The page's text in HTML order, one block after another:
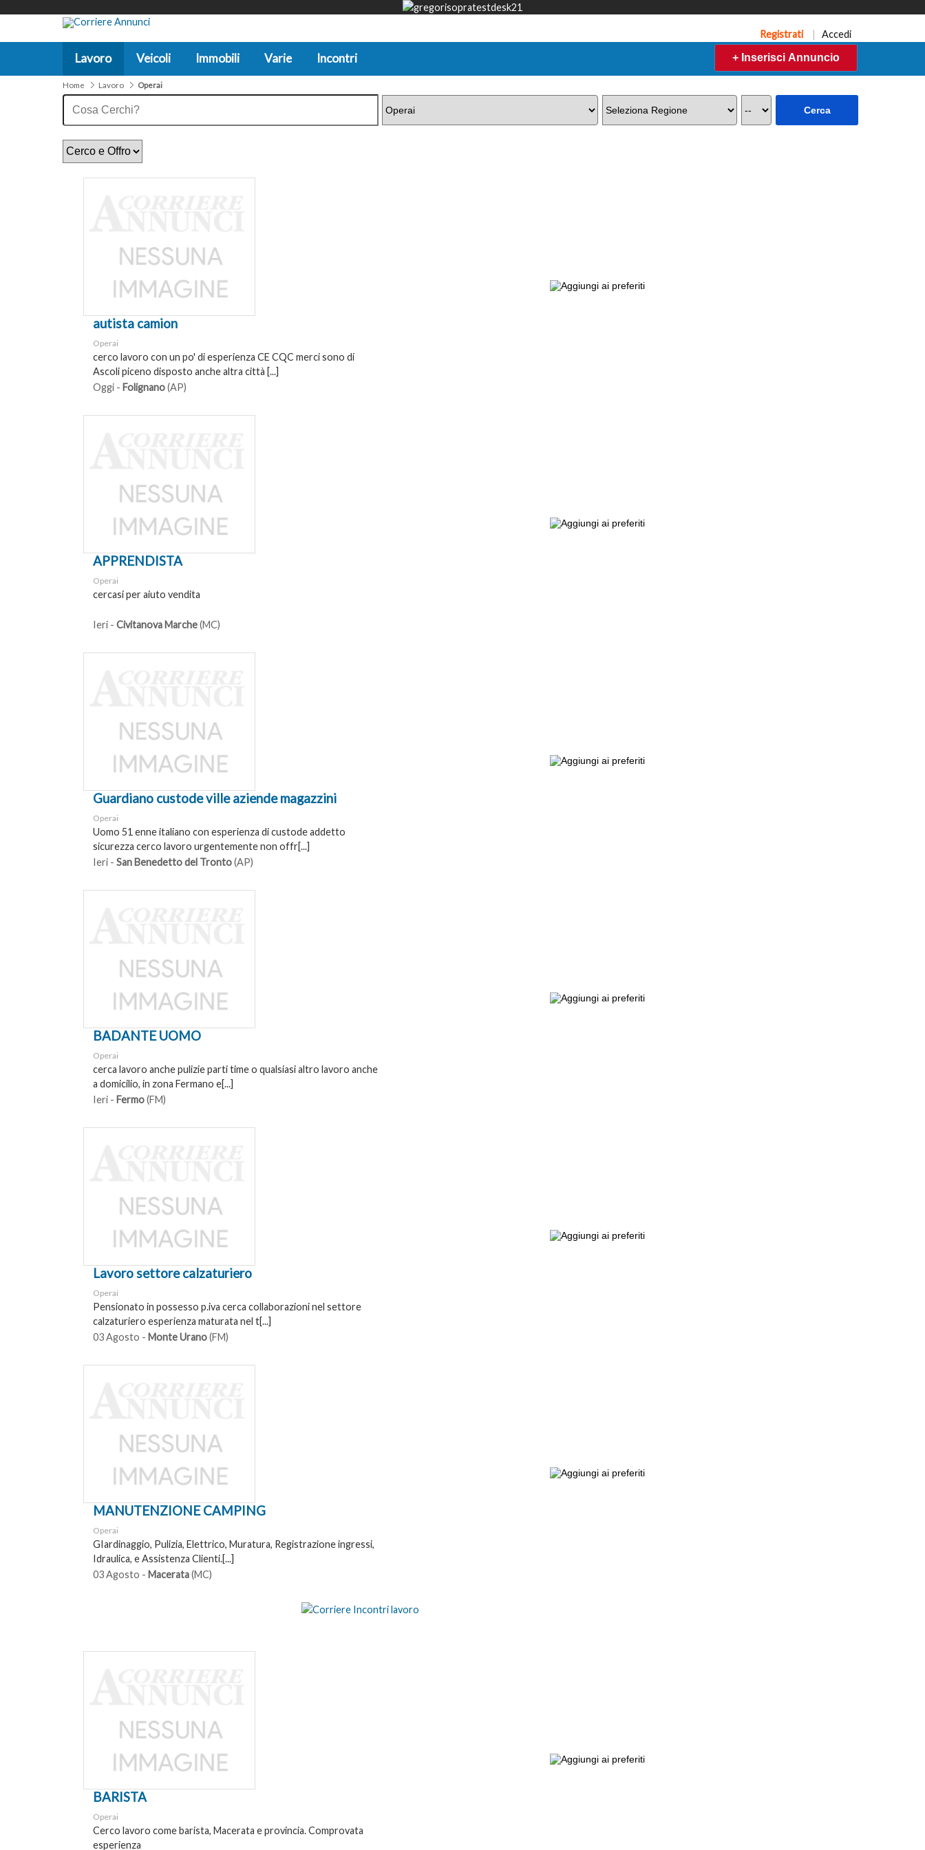
Registrati | Accedi
Lavoro Veicoli Immobili Varie Incontri + Inserisci Annuncio
Home Lavoro Operai
autista camion
Operai
cerco lavoro con un po' di esperienza CE CQC merci sono di
Ascoli piceno disposto anche altra città [...]
Oggi - Folignano(AP)
APPRENDISTA
Operai
cercasi per aiuto vendita
Ieri - Civitanova Marche(MC)
Guardiano custode ville aziende magazzini
Operai
Uomo 51 enne italiano con esperienza di custode addetto
sicurezza cerco lavoro urgentemente non offr[...]
Ieri - San Benedetto del Tronto(AP)
BADANTE UOMO
Operai
cerca lavoro anche pulizie parti time o qualsiasi altro lavoro anche
a domicilio, in zona Fermano e[...]
Ieri - Fermo(FM)
Lavoro settore calzaturiero
Operai
Pensionato in possesso p.iva cerca collaborazioni nel settore
calzaturiero esperienza maturata nel t[...]
03 Agosto - Monte Urano(FM)
MANUTENZIONE CAMPING
Operai
GIardinaggio, Pulizia, Elettrico, Muratura, Registrazione ingressi,
Idraulica, e Assistenza Clienti.[...]
03 Agosto - Macerata(MC)
BARISTA
Operai
Cerco lavoro come barista, Macerata e provincia. Comprovata
esperienza